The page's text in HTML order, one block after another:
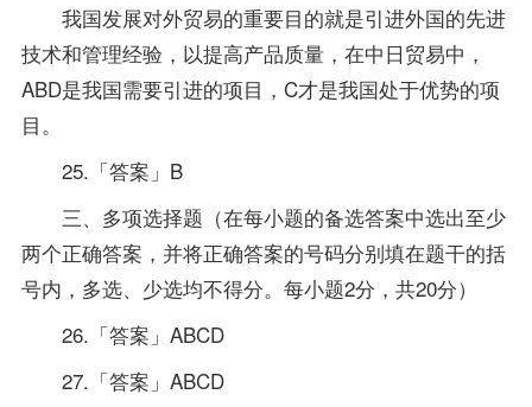
我国发展对外贸易的重要目的就是引进外国的先进
技术和管理经验，以提高产品质量，在中日贸易中，
ABD是我国需要引进的项目，C才是我国处于优势的项
目。
25.「答案」B
三、多项选择题（在每小题的备选答案中选出至少
两个正确答案，并将正确答案的号码分别填在题干的括
号内，多选、少选均不得分。每小题2分，共20分）
26.「答案」ABCD
27.「答案」ABCD